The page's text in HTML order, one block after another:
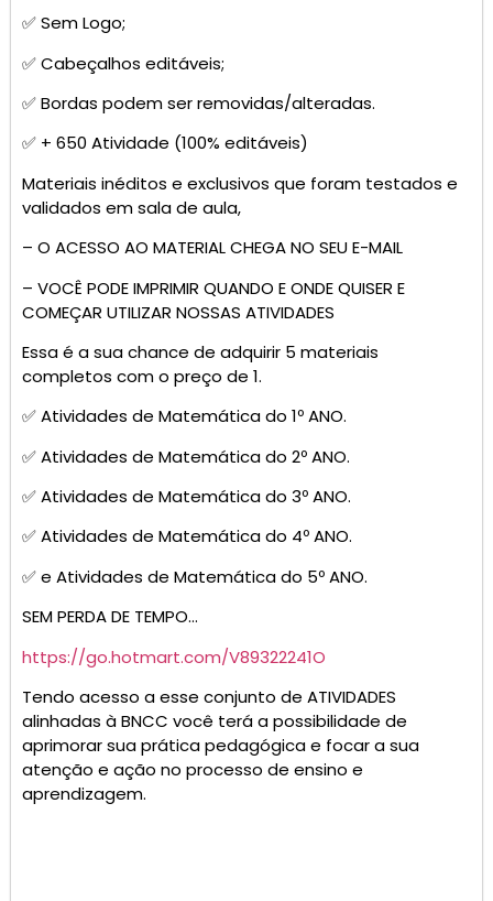
✅ Sem Logo;
✅ Cabeçalhos editáveis;
✅ Bordas podem ser removidas/alteradas.
✅ + 650 Atividade (100% editáveis)
Materiais inéditos e exclusivos que foram testados e
validados em sala de aula,
– O ACESSO AO MATERIAL CHEGA NO SEU E-MAIL
– VOCÊ PODE IMPRIMIR QUANDO E ONDE QUISER E
COMEÇAR UTILIZAR NOSSAS ATIVIDADES
Essa é a sua chance de adquirir 5 materiais
completos com o preço de 1.
✅ Atividades de Matemática do 1º ANO.
✅ Atividades de Matemática do 2º ANO.
✅ Atividades de Matemática do 3º ANO.
✅ Atividades de Matemática do 4º ANO.
✅ e Atividades de Matemática do 5º ANO.
SEM PERDA DE TEMPO…
https://go.hotmart.com/V89322241O
Tendo acesso a esse conjunto de ATIVIDADES
alinhadas à BNCC você terá a possibilidade de
aprimorar sua prática pedagógica e focar a sua
atenção e ação no processo de ensino e
aprendizagem.